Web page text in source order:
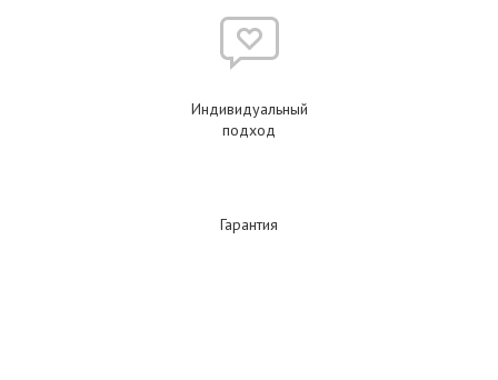
Индивидуальный
подход
Гарантия